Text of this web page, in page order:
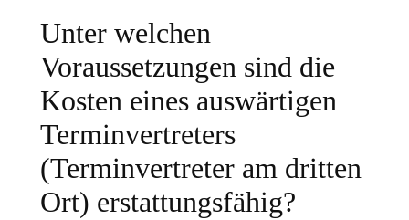
Unter welchen
Voraussetzungen sind die
Kosten eines auswärtigen
Terminvertreters
(Terminvertreter am dritten
Ort) erstattungsfähig?